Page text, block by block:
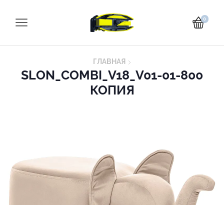
0
ГЛАВНАЯ
SLON_COMBI_V18_V01-01-800
КОПИЯ